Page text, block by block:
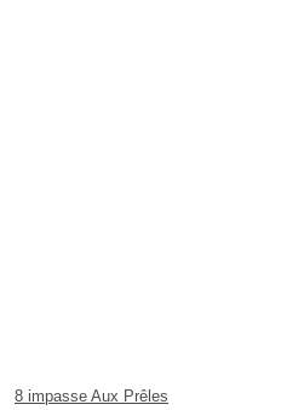
8 impasse Aux Prêles